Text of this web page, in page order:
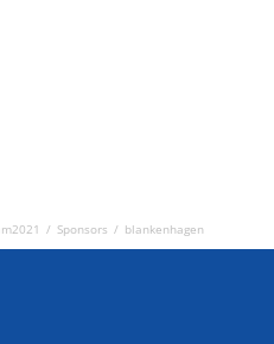
/ Sponsors / blankenhagen